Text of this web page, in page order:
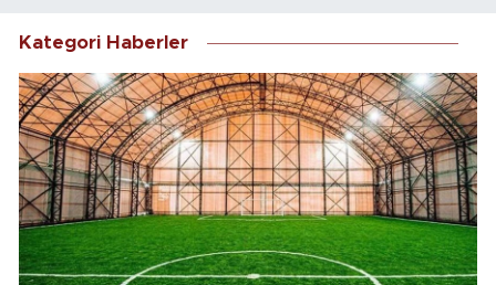
Kategori Haberler